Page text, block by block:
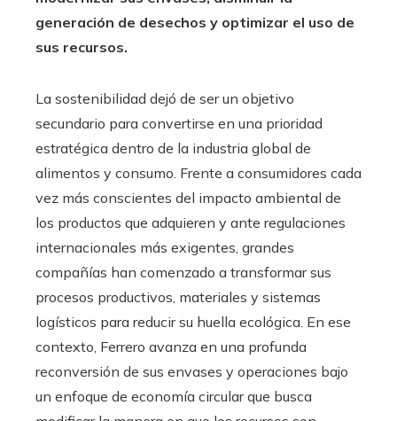
generación de desechos y optimizar el uso de
sus recursos.
La sostenibilidad dejó de ser un objetivo
secundario para convertirse en una prioridad
estratégica dentro de la industria global de
alimentos y consumo. Frente a consumidores cada
vez más conscientes del impacto ambiental de
los productos que adquieren y ante regulaciones
internacionales más exigentes, grandes
compañías han comenzado a transformar sus
procesos productivos, materiales y sistemas
logísticos para reducir su huella ecológica. En ese
contexto, Ferrero avanza en una profunda
reconversión de sus envases y operaciones bajo
un enfoque de economía circular que busca